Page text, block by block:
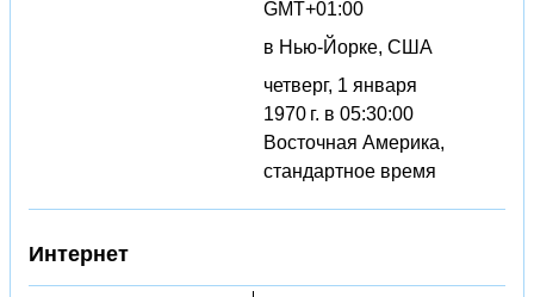
GMT+01:00
в Нью-Йорке, США
четверг, 1 января
1970 г. в 05:30:00
Восточная Америка,
стандартное время
Интернет